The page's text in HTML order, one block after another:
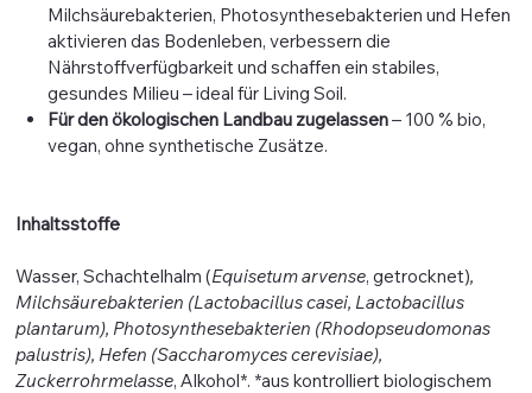
Milchsäurebakterien, Photosynthesebakterien und Hefen
aktivieren das Bodenleben, verbessern die
Nährstoffverfügbarkeit und schaffen ein stabiles,
gesundes Milieu – ideal für Living Soil.
Für den ökologischen Landbau zugelassen– 100 % bio,
vegan, ohne synthetische Zusätze.
Inhaltsstoffe
Wasser, Schachtelhalm (Equisetum arvense, getrocknet),
Milchsäurebakterien (Lactobacillus casei, Lactobacillus
plantarum), Photosynthesebakterien (Rhodopseudomonas
palustris), Hefen (Saccharomyces cerevisiae),
Zuckerrohrmelasse, Alkohol*. *aus kontrolliert biologischem